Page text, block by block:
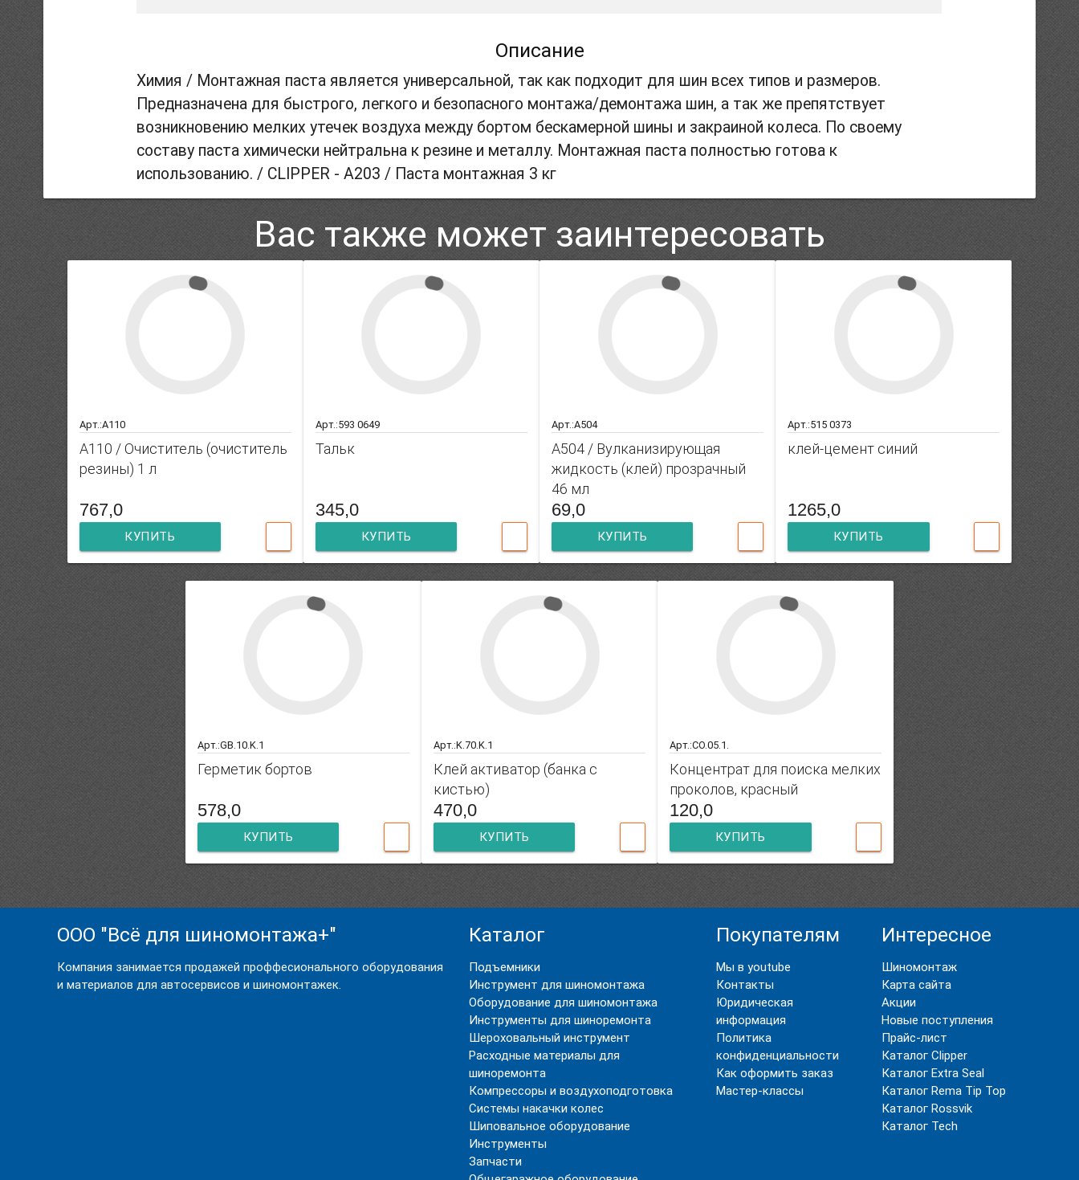
Описание
Химия / Монтажная паста является универсальной, так как подходит для шин всех типов и размеров.
Предназначена для быстрого, легкого и безопасного монтажа/демонтажа шин, а так же препятствует
возникновению мелких утечек воздуха между бортом бескамерной шины и закраиной колеса. По своему
составу паста химически нейтральна к резине и металлу. Монтажная паста полностью готова к
использованию. / CLIPPER - A203 / Паста монтажная 3 кг
Вас также может заинтересовать
Арт.:A110
A110 / Очиститель (очиститель
резины) 1 л
767,0
КУПИТЬ
Арт.:593 0649
Тальк
345,0
КУПИТЬ
Арт.:A504
A504 / Вулканизирующая
жидкость (клей) прозрачный
46 мл
69,0
КУПИТЬ
Арт.:515 0373
клей-цемент синий
1265,0
КУПИТЬ
Арт.:GB.10.K.1
Герметик бортов
578,0
КУПИТЬ
Арт.:K.70.K.1
Клей активатор (банка с
кистью)
470,0
КУПИТЬ
Арт.:CO.05.1.
Концентрат для поиска мелких
проколов, красный
120,0
КУПИТЬ
ООО "Всё для шиномонтажа+"
Компания занимается продажей проффесионального оборудования
и материалов для автосервисов и шиномонтажек.
Каталог
Подъемники
Инструмент для шиномонтажа
Оборудование для шиномонтажа
Инструменты для шиноремонта
Шероховальный инструмент
Расходные материалы для
шиноремонта
Компрессоры и воздухоподготовка
Системы накачки колес
Шиповальное оборудование
Инструменты
Запчасти
Покупателям
Мы в youtube
Контакты
Юридическая
информация
Политика
конфиденциальности
Как оформить заказ
Мастер-классы
Интересное
Шиномонтаж
Карта сайта
Акции
Новые поступления
Прайс-лист
Каталог Clipper
Каталог Extra Seal
Каталог Rema Tip Top
Каталог Rossvik
Каталог Tech